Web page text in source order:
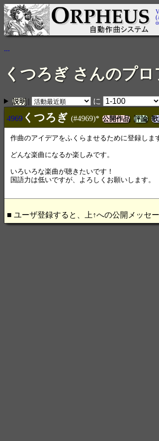
...
くつろぎ さんのプ
説明| に
4969 くつろぎ (#4969)* 公開作品 評論
作曲のアイデアをふくらませるために登録しま
どんな楽曲になるか楽しみです。
いろいろな楽曲が聴きたいです！
国語力は低いですが、よろしくお願いします。
■ ユーザ登録すると、上↑への公開メッセ